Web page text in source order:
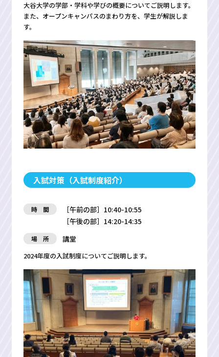
大谷大学の学部・学科や学びの概要についてご説明します。
また、オープンキャンパスのまわり方を、学生が解説しま
す。
入試対策（入試制度紹介）
時 間
［午前の部］10:40-10:55
［午後の部］14:20-14:35
場 所 講堂
2024年度の入試制度についてご説明します。